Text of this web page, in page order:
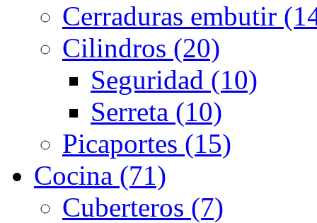
Cerraduras embutir
Cilindros (20)
Seguridad (10)
Serreta (10)
Picaportes (15)
Cocina (71)
Cuberteros (7)